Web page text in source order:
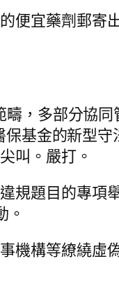
便宜藥劑郵寄
疇，多部分協
基金的新型守
叫。嚴打。
規題目的專項
。
機構等繚繞虛